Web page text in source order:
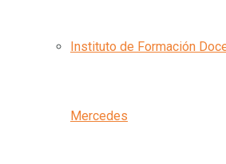
Instituto de Formación
Mercedes